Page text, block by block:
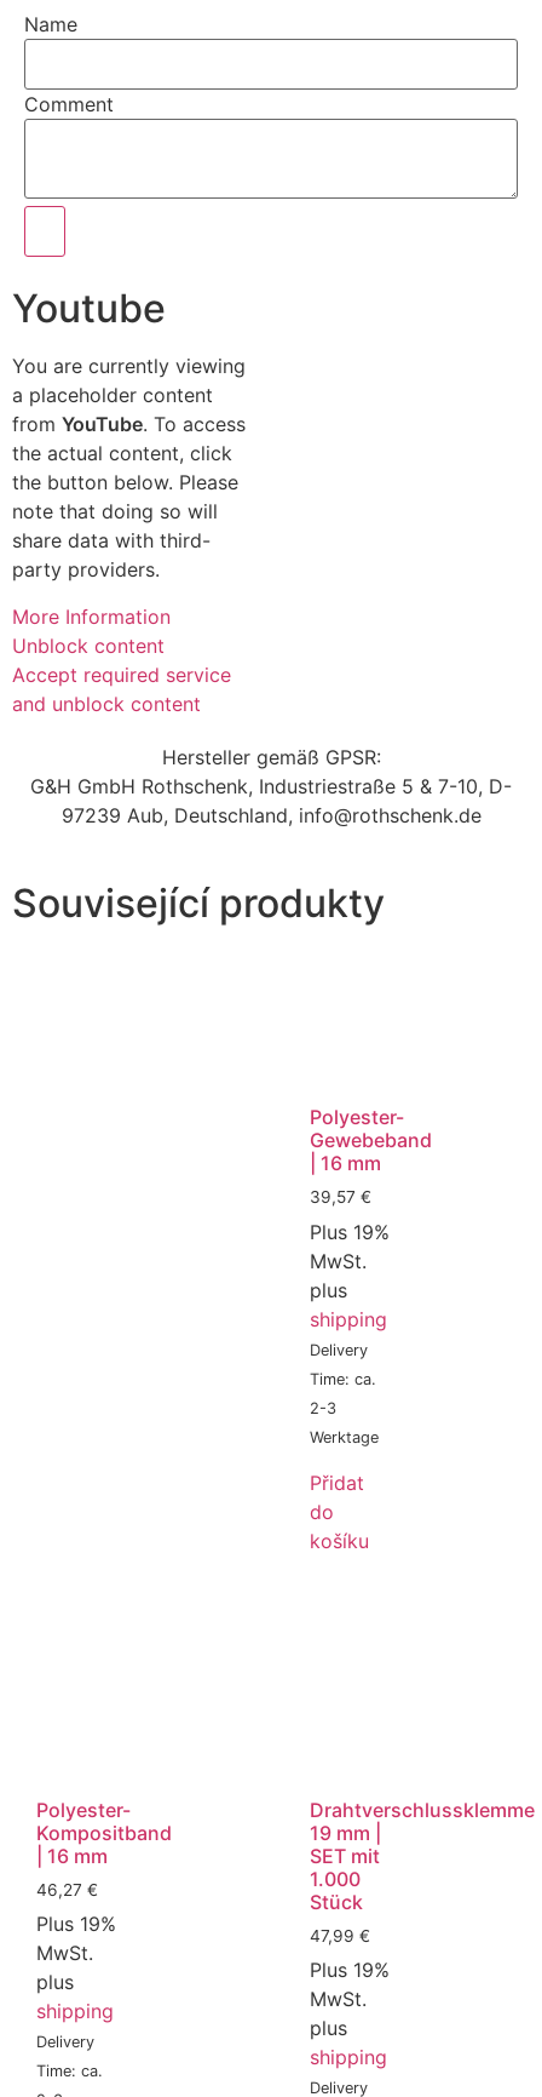
Name
Comment
Youtube
You are currently viewing
a placeholder content
from YouTube. To access
the actual content, click
the button below. Please
note that doing so will
share data with third-
party providers.
More Information
Unblock content
Accept required service
and unblock content
Hersteller gemäß GPSR:
G&H GmbH Rothschenk, Industriestraße 5 & 7-10, D-
97239 Aub, Deutschland, info@rothschenk.de
Související produkty
Polyester-
Gewebeband
| 16 mm
39,57 €
Plus 19%
MwSt.
plus
shipping
Delivery
Time: ca.
2-3
Werktage
Přidat
do
košíku
Polyester-
Kompositband
| 16 mm
46,27 €
Plus 19%
MwSt.
plus
shipping
Delivery
Time: ca.
Drahtverschlussklemme
19 mm |
SET mit
1.000
Stück
47,99 €
Plus 19%
MwSt.
plus
shipping
Delivery